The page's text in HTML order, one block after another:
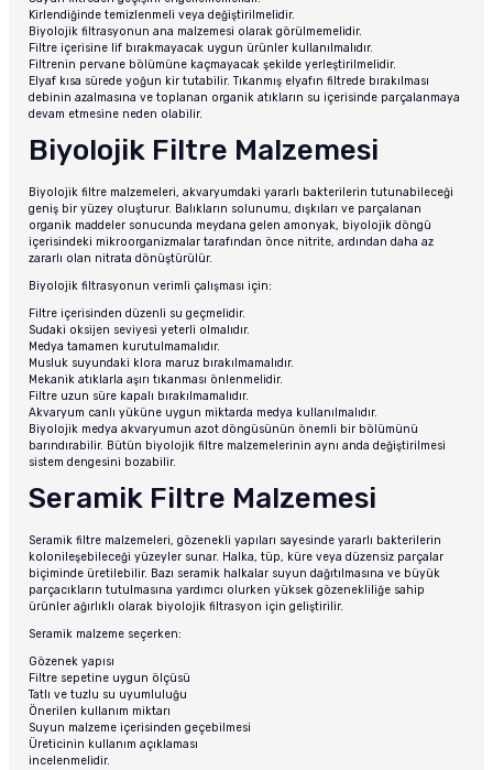
Kirlendiğinde temizlenmeli veya değiştirilmelidir.
Biyolojik filtrasyonun ana malzemesi olarak görülmemelidir.
Filtre içerisine lif bırakmayacak uygun ürünler kullanılmalıdır.
Filtrenin pervane bölümüne kaçmayacak şekilde yerleştirilmelidir.
Elyaf kısa sürede yoğun kir tutabilir. Tıkanmış elyafın filtrede bırakılması
debinin azalmasına ve toplanan organik atıkların su içerisinde parçalanmaya
devam etmesine neden olabilir.
Biyolojik Filtre Malzemesi
Biyolojik filtre malzemeleri, akvaryumdaki yararlı bakterilerin tutunabileceği
geniş bir yüzey oluşturur. Balıkların solunumu, dışkıları ve parçalanan
organik maddeler sonucunda meydana gelen amonyak, biyolojik döngü
içerisindeki mikroorganizmalar tarafından önce nitrite, ardından daha az
zararlı olan nitrata dönüştürülür.
Biyolojik filtrasyonun verimli çalışması için:
Filtre içerisinden düzenli su geçmelidir.
Sudaki oksijen seviyesi yeterli olmalıdır.
Medya tamamen kurutulmamalıdır.
Musluk suyundaki klora maruz bırakılmamalıdır.
Mekanik atıklarla aşırı tıkanması önlenmelidir.
Filtre uzun süre kapalı bırakılmamalıdır.
Akvaryum canlı yüküne uygun miktarda medya kullanılmalıdır.
Biyolojik medya akvaryumun azot döngüsünün önemli bir bölümünü
barındırabilir. Bütün biyolojik filtre malzemelerinin aynı anda değiştirilmesi
sistem dengesini bozabilir.
Seramik Filtre Malzemesi
Seramik filtre malzemeleri, gözenekli yapıları sayesinde yararlı bakterilerin
kolonileşebileceği yüzeyler sunar. Halka, tüp, küre veya düzensiz parçalar
biçiminde üretilebilir. Bazı seramik halkalar suyun dağıtılmasına ve büyük
parçacıkların tutulmasına yardımcı olurken yüksek gözenekliliğe sahip
ürünler ağırlıklı olarak biyolojik filtrasyon için geliştirilir.
Seramik malzeme seçerken:
Gözenek yapısı
Filtre sepetine uygun ölçüsü
Tatlı ve tuzlu su uyumluluğu
Önerilen kullanım miktarı
Suyun malzeme içerisinden geçebilmesi
Üreticinin kullanım açıklaması
incelenmelidir.